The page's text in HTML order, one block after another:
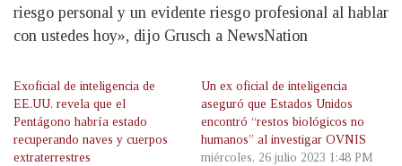
riesgo personal y un evidente riesgo profesional al hablar
con ustedes hoy», dijo Grusch a NewsNation
Exoficial de inteligencia de
EE.UU. revela que el
Pentágono habría estado
recuperando naves y cuerpos
extraterrestres
Un ex oficial de inteligencia
aseguró que Estados Unidos
encontró “restos biológicos no
humanos” al investigar OVNIS
miércoles, 26 julio 2023 1:48 PM